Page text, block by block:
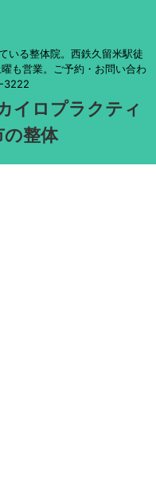
いる整体院。西鉄久留米駅徒
も営業。ご予約・お問い合わ
3222
イロプラクティ
の整体